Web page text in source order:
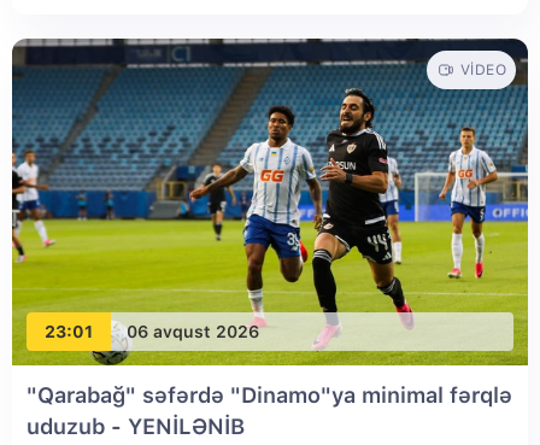
23:01 06 avqust 2026
VIDEO
"Qarabağ" səfərdə "Dinamo"ya minimal fərqlə
uduzub - YENİLƏNİB